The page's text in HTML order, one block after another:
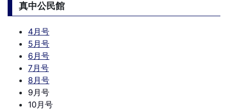
真中公民館
4月号
5月号
6月号
7月号
8月号
9月号
10月号